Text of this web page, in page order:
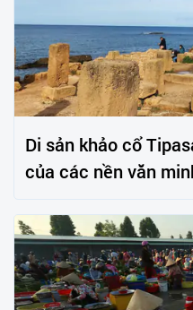
Di sản khảo cổ
của các nền văn